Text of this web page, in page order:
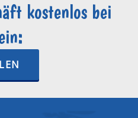
kostenlos bei